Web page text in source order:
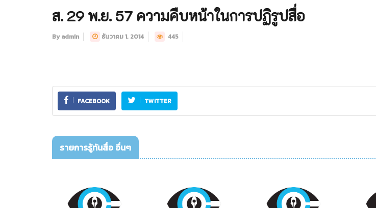
ส. 29 พ.ย. 57 ความคืบหน้าในการปฏิรูปสื่อ
By admin ธันวาคม 1, 2014 445
FACEBOOK TWITTER
รายการรู้ทันสื่อ อื่นๆ